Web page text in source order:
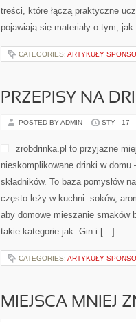
treści, które łączą praktyczne
pojawiają się materiały o tym,
CATEGORIES: ARTYKUŁY
PRZEPISY NA
POSTED BY ADMIN STY - 17 -
zrobdrinka.pl to przyjazne
nieskomplikowane drinki w
składników. To baza pomysłów
często leży w kuchni: soków,
aby domowe mieszanie smaków
takie kategorie jak: Gin i […]
CATEGORIES: ARTYKUŁY
MIEJSCA MNIEJ